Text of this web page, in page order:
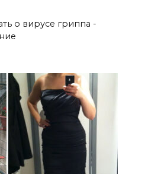
о вирусе гриппа -